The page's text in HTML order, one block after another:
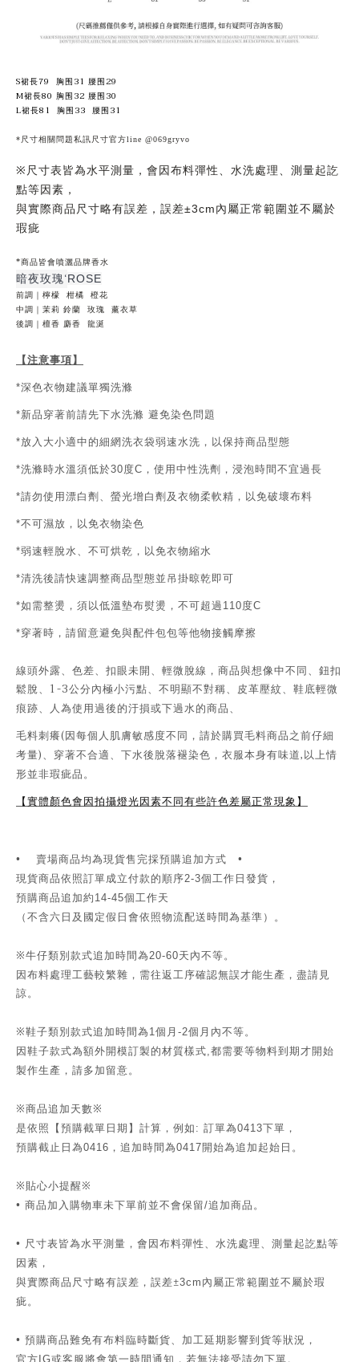
S裙長79 胸围 31 腰围29
M裙長80 胸围 32 腰围 30
L裙長81 胸围 33 腰围 31
*尺寸相關問題私訊尺寸官方line @069gryvo
※ 尺寸表皆為水平測量，會因布料彈性、水洗處理、測量起訖
點等因素，
與實際商品尺寸略有誤差，誤差±3cm內屬正常範圍並不屬於
瑕疵
*商品皆會噴灑品牌香水
暗夜玫瑰‘ROSE
前調｜檸檬 柑橘
橙花
中調｜茉莉 鈴蘭
玫瑰
薰衣草
後調｜檀香 麝香
龍涎
【注意事項】
*深色衣物建議單獨洗滌
*新品穿著前請先下水洗滌 避免染色問題
*放入大小適中的細網洗衣袋弱速水洗，以保持商品型態
*洗滌時水溫須低於30度C ，使用中性洗劑，浸泡時間不宜過長
*請勿使用漂白劑、螢光增白劑及衣物柔軟精，以免破壞布料
*不可濕放，以免衣物染色
*弱速輕脫水、不可烘乾，以免衣物縮水
*清洗後請快速調整商品型態並吊掛晾乾即可
*如需整燙，須以低溫墊布熨燙，不可超過 110度C
*穿著時，請留意避免與配件包包等他物接觸摩擦
線頭外露、色差、扣眼未開、輕微脫線，商品與想像中不同、鈕扣
鬆脫、 1-3公分內極小污點、不明顯不對稱、皮革壓紋、鞋底輕微
痕跡、人為使用過後的汙損或下過水的商品、
毛料刺癢(因每個人肌膚敏感度不同，請於購買毛料商品之前仔細
考量)、穿著不合適、下水後脫落褪染色，衣服本身有味道,以上情
形並非瑕疵品。
【實體顏色會因拍攝燈光因素不同有些許色差屬正常現象】
•
賣場商品均為現貨售完採預購追加方式 •
現貨商品依照訂單成立付款的順序2-3個工作日發貨，
預購商品追加約 14-45個工作天
（不含六日及國定假日會依照物流配送時間為基準）。
※牛仔類別款式追加時間為 20-60天內不等。
因布料處理工藝較繁雜，需往返工序確認無誤才能生產，盡請見
諒。
※鞋子類別款式追加時間為 1 個月 -2個月內不等。
因鞋子款式為額外開模訂製的材質樣式 都需要等物料到期才開始
製作生產，請多加留意。
※商品追加天數※
是依照【預購截單日期】計算，例如 : 訂單為0413下單，
預購截止日為0416 ，追加時間為0417開始為追加起始日。
※貼心小提醒※
• 商品加入購物車未下單前並不會保留/追加商品。
• 尺寸表皆為水平測量，會因布料彈性、水洗處理、測量起訖點等
因素，
與實際商品尺寸略有誤差，誤差±3cm 內屬正常範圍並不屬於瑕
疵。
• 預購商品難免有布料臨時斷貨、加工延期影響到貨等狀況，
官方 IG或客服將會第一時間通知，若無法接受請勿下單。